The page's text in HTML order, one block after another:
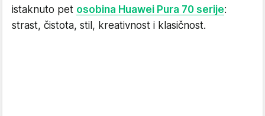
istaknuto pet osobina Huawei Pura 70 serije:
strast, čistota, stil, kreativnost i klasičnost.